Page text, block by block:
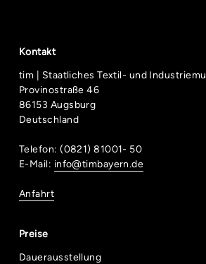
Kontakt
tim | Staatliches Textil- und
Provinostraße 46
86153 Augsburg
Deutschland
Telefon: (0821) 81001- 50
E-Mail: info@timbayern.de
Anfahrt
Preise
Dauerausstellung